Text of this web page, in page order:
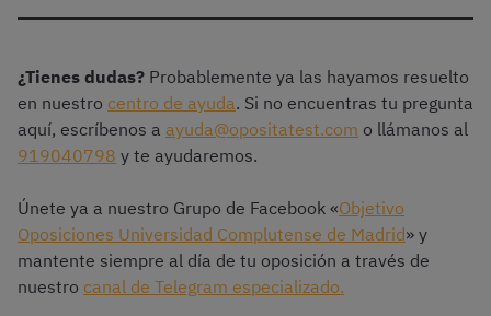
¿Tienes dudas? Probablemente ya las hayamos resuelto
en nuestro centro de ayuda. Si no encuentras tu pregunta
aquí, escríbenos a ayuda@opositatest.com o llámanos al
919040798 y te ayudaremos.
Únete ya a nuestro Grupo de Facebook «Objetivo
Oposiciones Universidad Complutense de Madrid» y
mantente siempre al día de tu oposición a través de
nuestro canal de Telegram especializado.